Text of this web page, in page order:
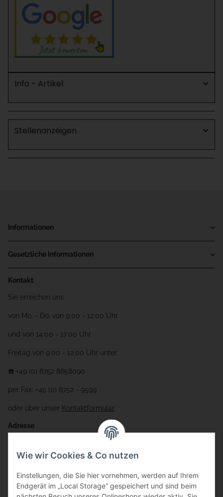
Info - Artikel
Stellenanzeigen
Informationen
Gesetzliche Informationen
Kontakt
Sie erreichen uns
von Mo. - Do. von 9:00 - 12:00 Uhr
und von 14:00 - 17:00 Uhr
Freitag von 9:00 - 12:00 Uhr unter:
☎️ +49 (0) 8752 8658090
per Fax: +49 (0) 8752 - 9599
oder über unser Kontaktformular
Adresse
Gewerbering 17
84072 Au i.d. Hallertau
Wie wir Cookies & Co nutzen
Einstellungen, die Sie hier vornehmen, werden auf Ihrem
Endgerät im „Local Storage“ gespeichert und sind beim